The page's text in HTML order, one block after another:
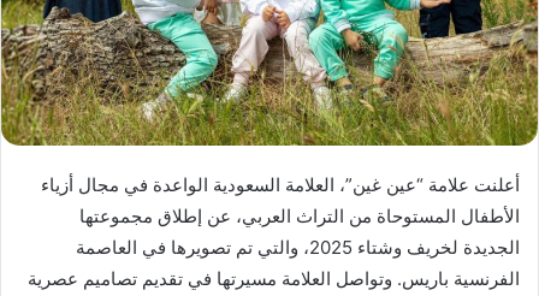
أعلنت علامة “عين غين”، العلامة السعودية الواعدة في مجال أزياء
الأطفال المستوحاة من التراث العربي، عن إطلاق مجموعتها
الجديدة لخريف وشتاء 2025، والتي تم تصويرها في العاصمة
الفرنسية باريس. وتواصل العلامة مسيرتها في تقديم تصاميم عصرية